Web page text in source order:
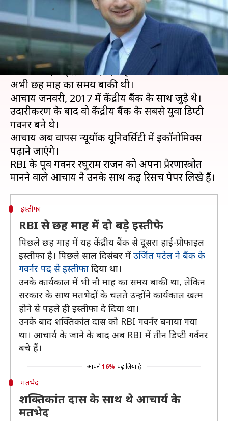
Jun 24, 2019 09:56 am
क्या है खबर?
भारतीय रिजर्व बैंक (RBI) के डिप्टी गवर्नर विरल आचार्य
ने अपने पद से इस्तीफा दे दिया है। उनके कार्यकाल में
अभी छह माह का समय बाकी थी।
आचार्य जनवरी, 2017 में केंद्रीय बैंक के साथ जुड़े थे।
उदारीकरण के बाद वो केंद्रीय बैंक के सबसे युवा डिप्टी
गवर्नर बने थे।
आचार्य अब वापस न्यूयॉर्क यूनिवर्सिटी में इकॉनोमिक्स
पढ़ाने जाएंगे।
RBI के पूर्व गर्वनर रघुराम राजन को अपना प्रेरणास्त्रोत
इस्तीफा
RBI से छह माह में दो बड़े इस्तीफे
पिछले छह माह में यह केंद्रीय बैंक से दूसरा हाई-प्रोफाइल
इस्तीफा है। पिछले साल दिसंबर में उर्जित पटेल ने बैंक के
गवर्नर पद से इस्तीफा दिया था।
उनके कार्यकाल में भी नौ माह का समय बाकी था, लेकिन
सरकार के साथ मतभेदों के चलते उन्होंने कार्यकाल खत्म
होने से पहले ही इस्तीफा दे दिया था।
उनके बाद शक्तिकांत दास को RBI गवर्नर बनाया गया
था। आचार्य के जाने के बाद अब RBI में तीन डिप्टी गर्वनर
बचे हैं।
आपने 16% पढ़ लिया है
मतभेद
शक्तिकांत दास के साथ थे आचार्य के
मतभेद